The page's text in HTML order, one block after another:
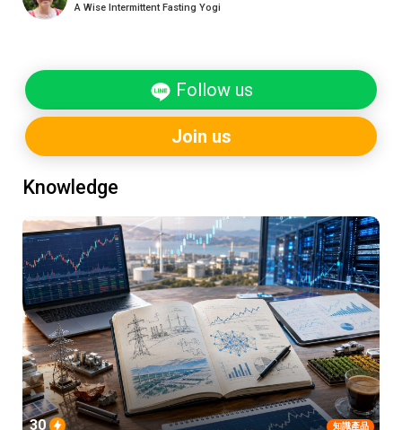
A Wise Intermittent Fasting Yogi
Follow us
Join us
Knowledge
知識產品
30